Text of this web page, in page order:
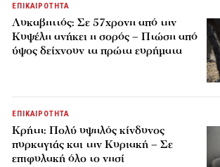
ΕΠΙΚΑΙΡΟΤΗΤΑ
Λυκαβηττός: Σε 57χρονη από την
Κυψέλη ανήκει η σορός – Πτώση από
ύψος δείχνουν τα πρώτα ευρήματα
ΕΠΙΚΑΙΡΟΤΗΤΑ
Κρήτη: Πολύ υψηλός κίνδυνος
πυρκαγιάς και την Κυριακή – Σε
επιφυλακή όλο το νησί